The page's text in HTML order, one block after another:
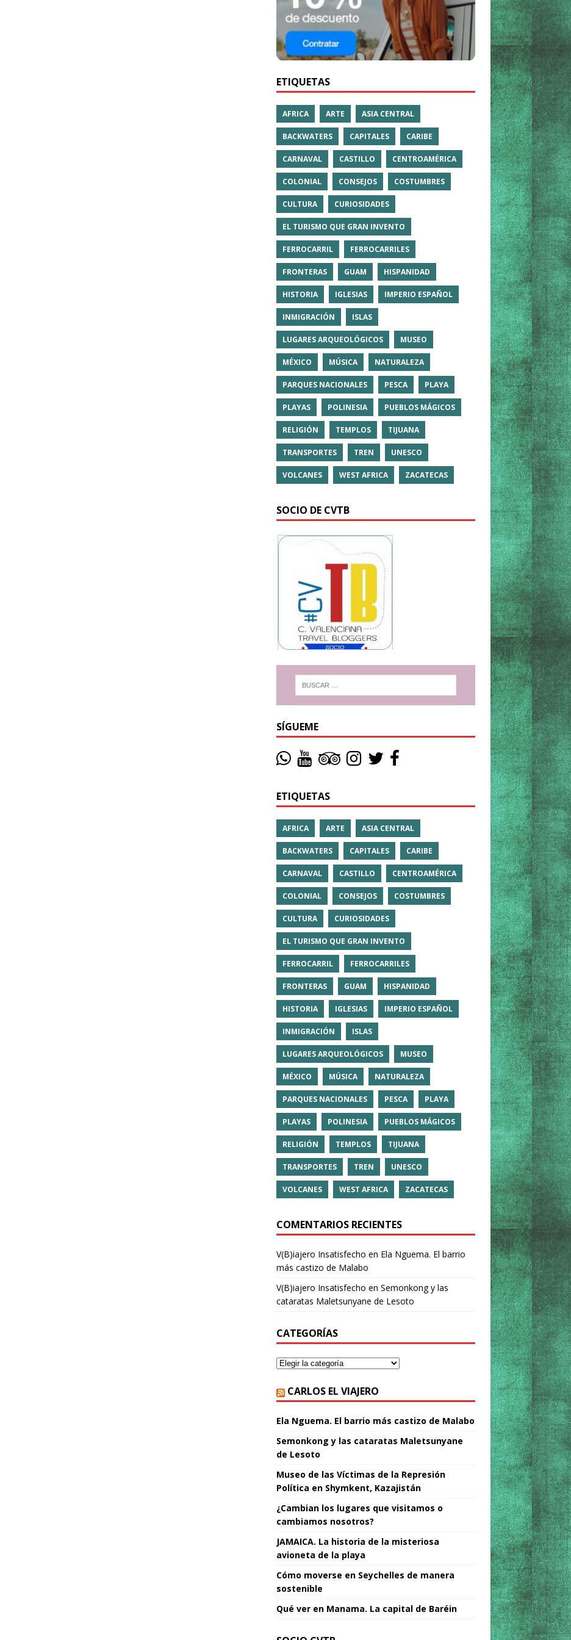
ETIQUETAS
AFRICA ARTE ASIA CENTRAL
BACKWATERS CAPITALES CARIBE
CARNAVAL CASTILLO CENTROAMÉRICA
COLONIAL CONSEJOS COSTUMBRES
CULTURA CURIOSIDADES
EL TURISMO QUE GRAN INVENTO
FERROCARRIL FERROCARRILES
FRONTERAS GUAM HISPANIDAD
HISTORIA IGLESIAS IMPERIO ESPAÑOL
INMIGRACIÓN ISLAS
LUGARES ARQUEOLÓGICOS MUSEO
MÉXICO MÚSICA NATURALEZA
PARQUES NACIONALES PESCA PLAYA
PLAYAS POLINESIA PUEBLOS MÁGICOS
RELIGIÓN TEMPLOS TIJUANA
TRANSPORTES TREN UNESCO
VOLCANES WEST AFRICA ZACATECAS
SOCIO DE CVTB
SÍGUEME
ETIQUETAS
AFRICA ARTE ASIA CENTRAL
BACKWATERS CAPITALES CARIBE
CARNAVAL CASTILLO CENTROAMÉRICA
COLONIAL CONSEJOS COSTUMBRES
CULTURA CURIOSIDADES
EL TURISMO QUE GRAN INVENTO
FERROCARRIL FERROCARRILES
FRONTERAS GUAM HISPANIDAD
HISTORIA IGLESIAS IMPERIO ESPAÑOL
INMIGRACIÓN ISLAS
LUGARES ARQUEOLÓGICOS MUSEO
MÉXICO MÚSICA NATURALEZA
PARQUES NACIONALES PESCA PLAYA
PLAYAS POLINESIA PUEBLOS MÁGICOS
RELIGIÓN TEMPLOS TIJUANA
TRANSPORTES TREN UNESCO
VOLCANES WEST AFRICA ZACATECAS
COMENTARIOS RECIENTES
V(B)iajero Insatisfecho en Ela Nguema. El barrio
más castizo de Malabo
V(B)iajero Insatisfecho en Semonkong y las
cataratas Maletsunyane de Lesoto
CATEGORÍAS
CARLOS EL VIAJERO
Ela Nguema. El barrio más castizo de Malabo
Semonkong y las cataratas Maletsunyane
de Lesoto
Museo de las Víctimas de la Represión
Política en Shymkent, Kazajistán
¿Cambian los lugares que visitamos o
cambiamos nosotros?
JAMAICA. La historia de la misteriosa
avioneta de la playa
Cómo moverse en Seychelles de manera
sostenible
Qué ver en Manama. La capital de Baréin